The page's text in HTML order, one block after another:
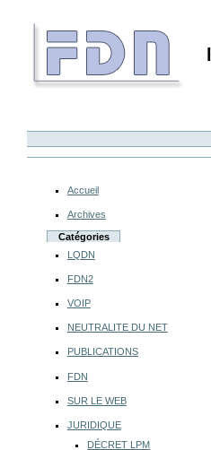
Accueil
Archives
Catégories
LQDN
FDN2
VOIP
NEUTRALITE DU NET
PUBLICATIONS
FDN
SUR LE WEB
JURIDIQUE
DÉCRET LPM